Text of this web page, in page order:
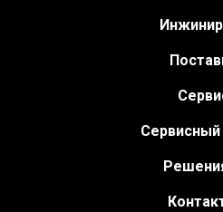
Сервисный